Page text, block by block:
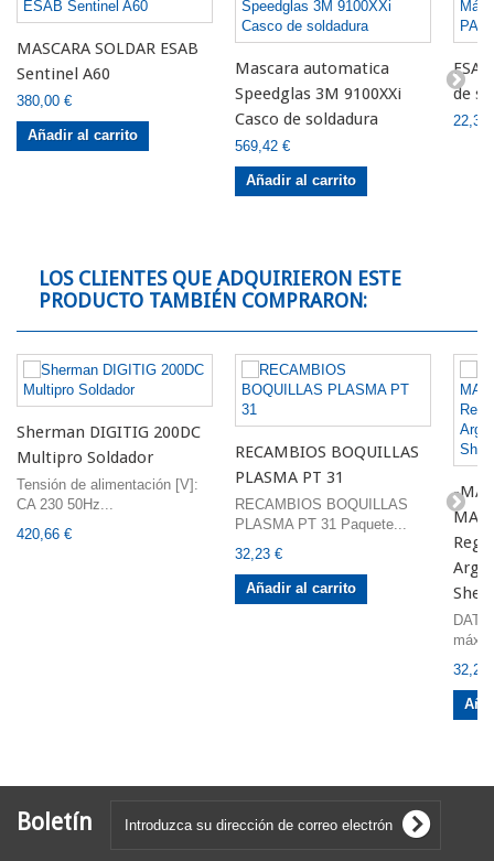
MASCARA SOLDAR ESAB
Sentinel A60
380,00 €
Añadir al carrito
Mascara automatica
Speedglas 3M 9100XXi
Casco de soldadura
569,42 €
Añadir al carrito
de
22,31
LOS CLIENTES QUE ADQUIRIERON ESTE
PRODUCTO TAMBIÉN COMPRARON:
Sherman DIGITIG 200DC
Multipro Soldador
Tensión de alimentación [V]:
CA 230 50Hz...
420,66 €
RECAMBIOS BOQUILLAS
PLASMA PT 31
RECAMBIOS BOQUILLAS
PLASMA PT 31 Paquete...
32,23 €
Añadir al carrito
-
32,23
Boletín